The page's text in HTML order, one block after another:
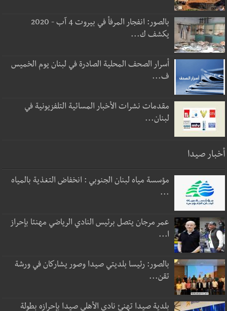
بالصور: انفجار المرفأ في بيروت 4 آب - 2020
يكشف ك...
أسرار الصحف المحلية الصادرة في لبنان يوم الخميس
ف...
مقدمات نشرات الأخبار المسائية التلفزيونية في
لبنان...
أخبار صيدا
مؤسسة مياه لبنان الجنوبي : انخفاض التغذية بالمياه
...
عمر مرجان يتصل برئيس النادي الرياضي مهنئا بإحراز
ا...
بالصور: رئيسا بلديتي صيدا وصور يشاركان في ورشة
تقن...
بلدية صيدا تهنئ نادي الأهلي صيدا بإحرازه بطولة